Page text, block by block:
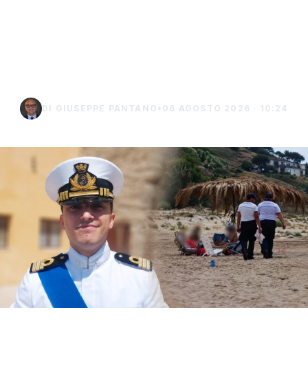
DI GIUSEPPE PANTANO • 06 AGOSTO 2026 · 10:24